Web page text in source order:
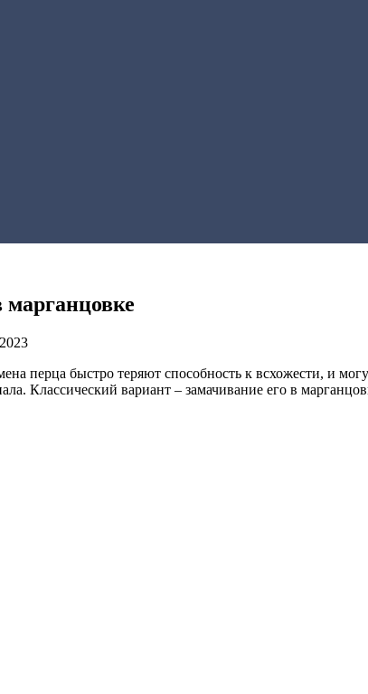
марганцовке
перца быстро теряют способность к всхожести, и
Классический вариант – замачивание его в